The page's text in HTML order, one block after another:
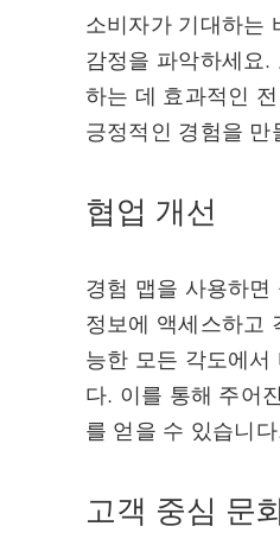
소비자가 기대하는
감정을 파악하세요
하는 데 효과적인
긍정적인 경험을 만
협업 개선
경험 맵을 사용하
정보에 액세스하고
능한 모든 각도에서
다. 이를 통해 주어
를 얻을 수 있습니
고객 중심 문